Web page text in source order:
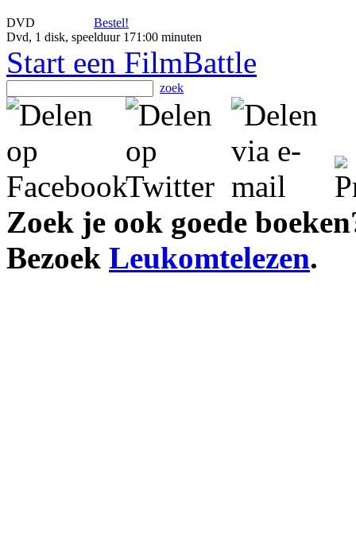
DVD
Bestel!
Dvd, 1 disk, speelduur 171:00 minuten
Start een FilmBattle
zoek
Zoek je ook goede
Bezoek Leukomtelezen.